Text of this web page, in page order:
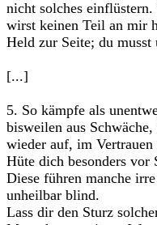
nicht solches
wirst keinen Teil an mir
Held zur Seite; du musst
[...]
5. So kämpfe als
bisweilen aus
wieder auf, im Vertrauen
Hüte dich besonders vor
Diese führen manche
unheilbar blind.
Lass dir den Sturz